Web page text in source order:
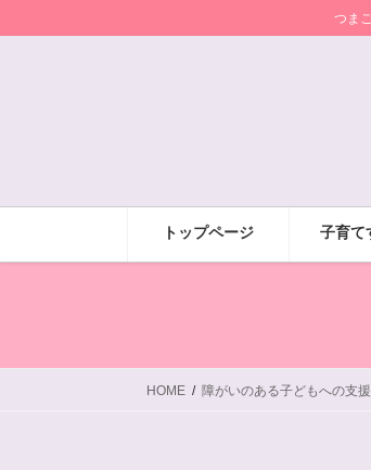
ン
ビ
つま
トップページ 子育て
HOME 障がいのある子どもへの支援